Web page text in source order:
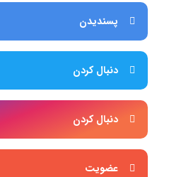
پسندیدن
دنبال کردن
دنبال کردن
عضویت